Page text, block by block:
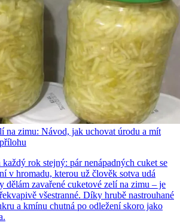
na zimu: Návod, jak uchovat úrodu a mít
rok stejný: pár nenápadných cuket se
v hromadu, kterou už člověk sotva udá
dělám zavařené cuketové zelí na zimu – je
všestranné. Díky hrubě nastrouhané
a kmínu chutná po odležení skoro jako